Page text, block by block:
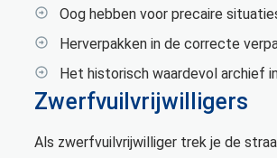
Oog hebben voor precaire
Herverpakken in de correcte
Het historisch waardevol archief
Zwerfvuilvrijwilligers
Als zwerfvuilvrijwilliger trek je de